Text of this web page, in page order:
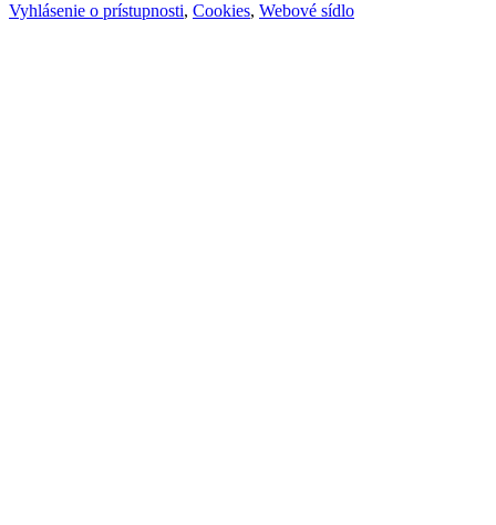
Vyhlásenie o prístupnosti, Cookies, Webové sídlo